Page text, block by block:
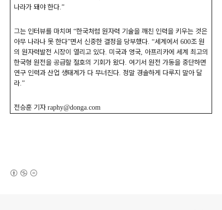
나라가 돼야 한다.”
그는 인터뷰를 마치며 “한국처럼 원자력 기술을 깨친 인력을 키우는 것은
아무 나라나 못 한다”면서 신중한 결정을 당부했다. “세계에서 600조 원
의 원자력발전 시장이 열리고 있다. 미국과 영국, 아프리카에 세계 최고의
한국형 원전을 공급할 절호의 기회가 왔다. 여기서 원전 가동을 중단하면
연구 인력과 산업 생태계가 다 무너진다. 정말 경솔하게 다루지 말아 달
라.”
전승훈 기자 raphy@donga.com